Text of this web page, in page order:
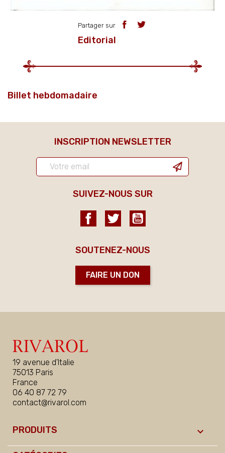
Partager sur
Editorial
Billet hebdomadaire
INSCRIPTION NEWSLETTER
SUIVEZ-NOUS SUR
FacebookTwitter
SOUTENEZ-NOUS
FAIRE UN DON
19 avenue d'Italie
75013 Paris
France
06 40 87 72 79
contact@rivarol.com
PRODUITS 